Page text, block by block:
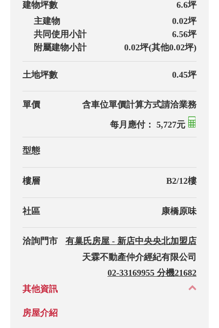
建物坪數
6.6坪
主建物
0.02坪
共同使用小計
6.56坪
附屬建物小計
0.02坪(其他0.02坪)
土地坪數 0.45坪
單價 含車位單價計算方式請洽業務
每月應付： 5,727元
型態
樓層 B2/12樓
社區 康橋原味
洽詢門市
有巢氏房屋 - 新店中央央北加盟店
天霖不動產仲介經紀有限公司
02-33169955 分機21682
其他資訊
房屋介紹